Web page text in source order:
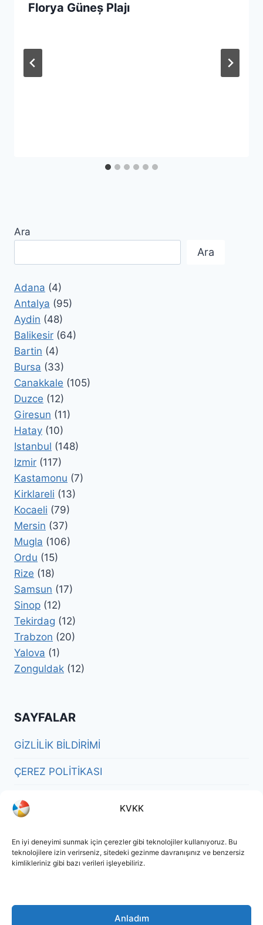
KVKK
En iyi deneyimi sunmak için çerezler gibi teknolojiler kullanıyoruz. Bu
teknolojilere izin verirseniz, sitedeki gezinme davranışınız ve benzersiz
kimlikleriniz gibi bazı verileri işleyebiliriz.
Anladım
Florya Güneș Plajı
Ara
Ara
Adana (4)
Antalya (95)
Aydin (48)
Balikesir (64)
Bartin (4)
Bursa (33)
Canakkale (105)
Duzce (12)
Giresun (11)
Hatay (10)
Istanbul (148)
Izmir (117)
Kastamonu (7)
Kirklareli (13)
Kocaeli (79)
Mersin (37)
Mugla (106)
Ordu (15)
Rize (18)
Samsun (17)
Sinop (12)
Tekirdag (12)
Trabzon (20)
Yalova (1)
Zonguldak (12)
SAYFALAR
GİZLİLİK BİLDİRİMİ
ÇEREZ POLİTİKASI
SORUMLULUK REDDİ BEYANI